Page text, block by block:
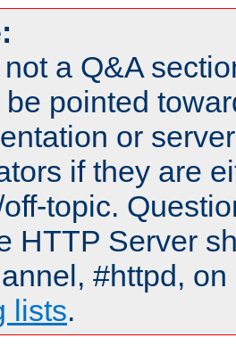
a Q&A
pointed
or
if they are
topic.
HTTP Server
#httpd,
lists.